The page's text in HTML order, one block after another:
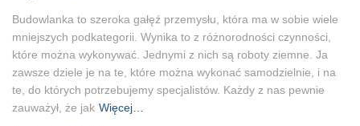
Budowlanka to szeroka gałęź przemysłu, która ma w sobie wiele
mniejszych podkategorii. Wynika to z różnorodności czynności,
które można wykonywać. Jednymi z nich są roboty ziemne. Ja
zawsze dziele je na te, które można wykonać samodzielnie, i na
te, do których potrzebujemy specjalistów. Każdy z nas pewnie
zauważył, że jak Więcej…